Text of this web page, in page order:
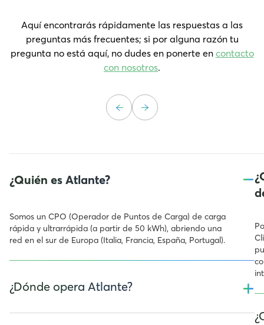
Aquí encontrarás rápidamente las respuestas a las
preguntas más frecuentes; si por alguna razón tu
pregunta no está aquí, no dudes en ponerte en contacto
con nosotros.
¿Quién es Atlante? –
Somos un CPO (Operador de Puntos de Carga) de carga
rápida y ultrarrápida (a partir de 50 kWh), abriendo una
red en el sur de Europa (Italia, Francia, España, Portugal).
¿Dónde opera Atlante? +